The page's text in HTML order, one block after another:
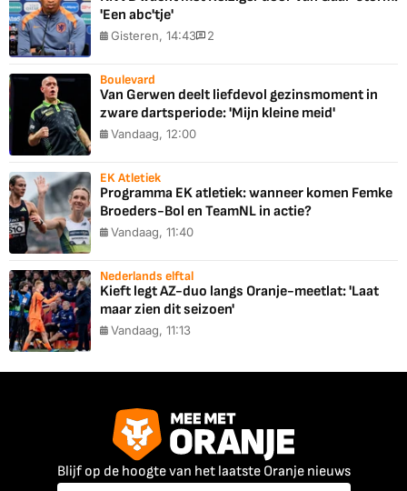
'Een abc'tje'
Gisteren, 14:43 2
Boulevard
Van Gerwen deelt liefdevol gezinsmoment in
zware dartsperiode: 'Mijn kleine meid'
Vandaag, 12:00
EK Atletiek
Programma EK atletiek: wanneer komen Femke
Broeders-Bol en TeamNL in actie?
Vandaag, 11:40
Nederlands elftal
Kieft legt AZ-duo langs Oranje-meetlat: 'Laat
maar zien dit seizoen'
Vandaag, 11:13
Blijf op de hoogte van het laatste Oranje nieuws